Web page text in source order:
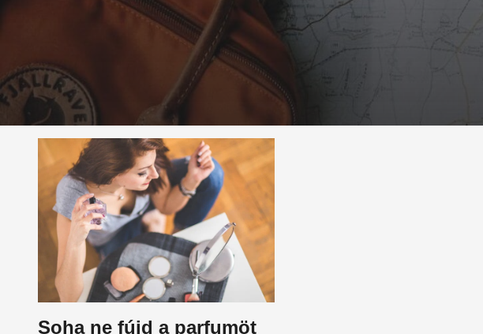
Soha ne fújd a parfumöt